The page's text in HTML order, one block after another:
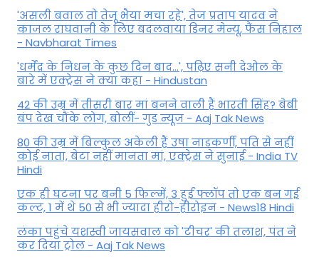
'असली बवाल तो तेजू भैया मचा रहे', तेज प्रताप यादव ने
काजल राघवानी के लिए बदलवाया डिनर मेन्यू, फैंस न‍िहाल
- Navbharat Times
'धर्मेंद्र के निधन के कुछ दिन बाद...', पढ़िए सनी देओल के
बारे में एक्ट्रेस ने क्या कहा - Hindustan
42 की उम्र में तीसरी बार मां बनने वाली हैं भारती सिंह? बेबी
बंप देख चौंके लोग, बोलीं- गुड न्यूज - Aaj Tak News
80 की उम्र में बिल्कुल अकेली हैं उषा नाडकर्णी, पति से नहीं
कोई नाता, बेटा नहीं मानता मां, एक्ट्रेस ने सुनाई - India TV
Hindi
एक ही घटना पर बनी 5 फिल्में, 3 हुईं फ्लॉप तो एक बन गई
कल्ट, 1 में थे 50 से भी ज्यादा हीरो-हीरोइन - News18 Hindi
लंका पहुंचे यशस्वी जायसवाल को 'टीचर' की तलाश, पंत ने
कर द‍िया ट्रोल - Aaj Tak News